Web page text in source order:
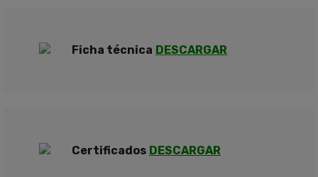
Ficha técnica DESCARGAR
Certificados DESCARGAR